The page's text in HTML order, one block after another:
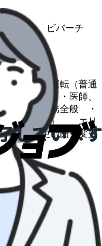
１−２６ ビバーチ
備、車の運転（普通
連携業務 ・医師、
随する業務全般 ・
入力します） エリ
内 ※変更範囲：変更